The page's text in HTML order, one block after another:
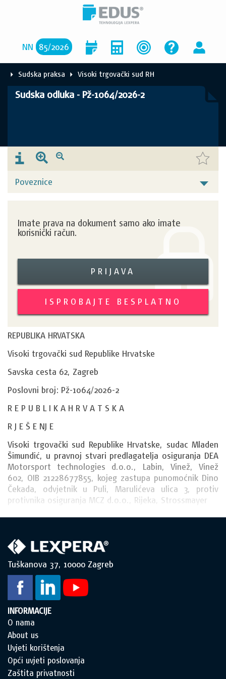
NN 85/2026
Sudska praksa Visoki trgovački sud RH
Sudska odluka - Pž-1064/2026-2
Poveznice
Imate prava na dokument samo ako imate
korisnički račun.
PRIJAVA
ISPROBAJTE BESPLATNO
REPUBLIKA HRVATSKA
Visoki trgovački sud Republike Hrvatske
Savska cesta 62, Zagreb
Poslovni broj: Pž-1064/2026-2
R E P U B L I K A H R V A T S K A
R J E Š E NJ E
Visoki trgovački sud Republike Hrvatske, sudac Mladen
Šimundić, u pravnoj stvari predlagatelja osiguranja DEA
Motorsport technologies d.o.o., Labin, Vinež, Vinež
602, OIB 21228677855, kojeg zastupa punomoćnik Dino
Čekada, odvjetnik u Puli, Marulićeva ulica 3, protiv
protivnika osiguranja MCZ d.o.o., Rijeka, Strossmayer
Tuškanova 37, 10000 Zagreb
INFORMACIJE
O nama
About us
Uvjeti korištenja
Opći uvjeti poslovanja
Zaštita privatnosti